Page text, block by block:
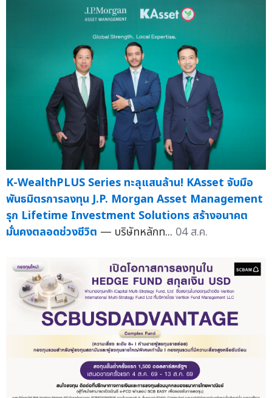
K-WealthPLUS Series ทะลุแสนล้าน! KAsset จับมือ
พันธมิตรการลงทุน J.P. Morgan Asset Management
รุก Lifetime Investment Solutions สร้างอนาคต
มั่นคงตลอดช่วงชีวิต — บริษัทหลักท... 04 ส.ค.